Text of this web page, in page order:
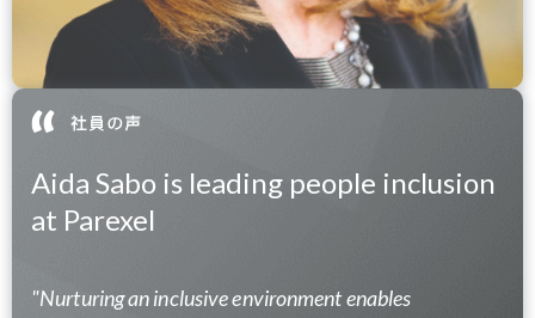
Aida Sabo is leading people inclusion
at Parexel
"Nurturing an inclusive environment enables